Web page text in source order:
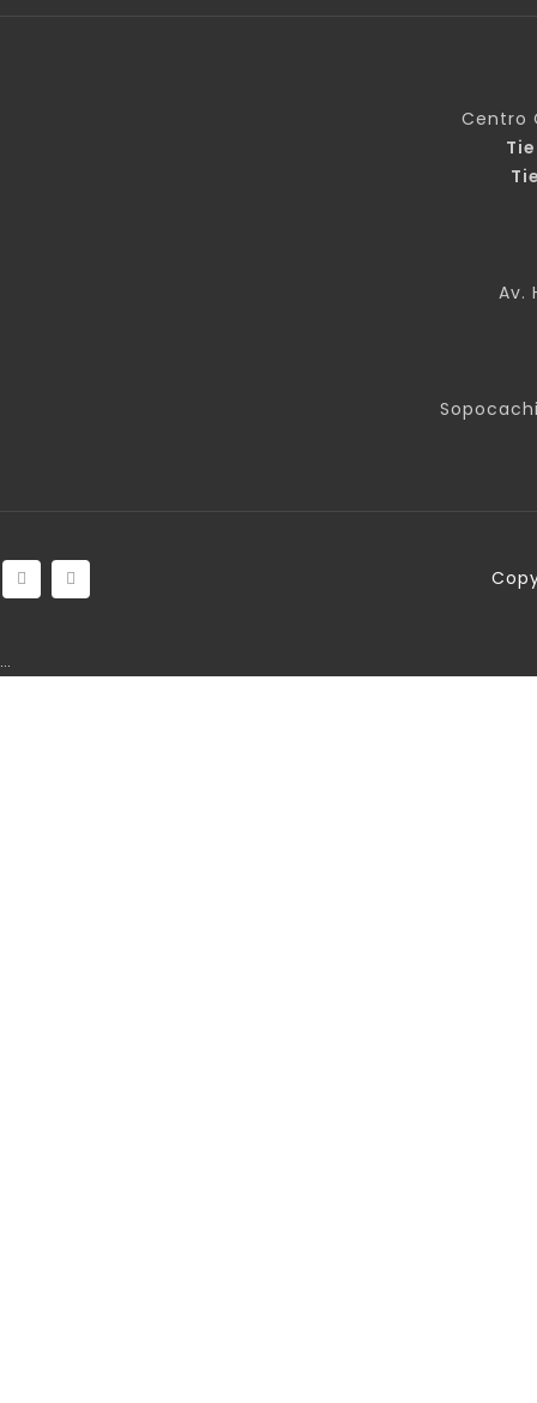
Centro
Av.
…